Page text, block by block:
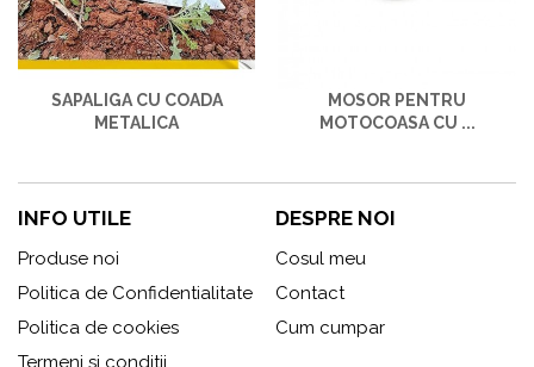
SAPALIGA CU COADA
METALICA
MOSOR PENTRU
MOTOCOASA CU ...
INFO UTILE
Produse noi
Politica de Confidentialitate
Politica de cookies
Termeni si conditii
DESPRE NOI
Cosul meu
Contact
Cum cumpar